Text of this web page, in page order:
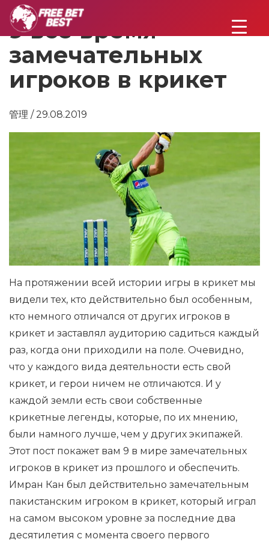
9 все время
замечательных
игроков в крикет
管理 / 29.08.2019
На протяжении всей истории игры в крикет мы
видели тех, кто действительно был особенным,
кто немного отличался от других игроков в
крикет и заставлял аудиторию садиться каждый
раз, когда они приходили на поле. Очевидно,
что у каждого вида деятельности есть свой
крикет, и герои ничем не отличаются. И у
каждой земли есть свои собственные
крикетные легенды, которые, по их мнению,
были намного лучше, чем у других экипажей.
Этот пост покажет вам 9 в мире замечательных
игроков в крикет из прошлого и обеспечить.
Имран Кан был действительно замечательным
пакистанским игроком в крикет, который играл
на самом высоком уровне за последние два
десятилетия с момента своего первого